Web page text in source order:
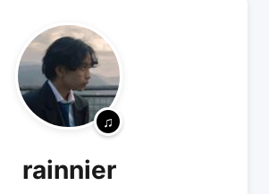
rainnier